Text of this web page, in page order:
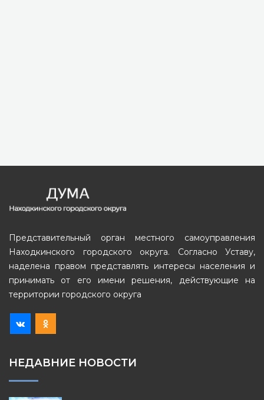
Представительный орган местного самоуправления
Находкинского городского округа. Согласно Уставу,
наделена правом представлять интересы населения и
принимать от его имени решения, действующие на
территории городского округа
НЕДАВНИЕ НОВОСТИ